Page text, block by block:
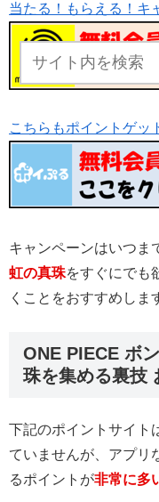
当たる！もらえる！キ
こちらもポイントゲッ
キャンペーンはいつま
虹の真珠をすぐにでも
くことをおすすめしま
ONE PIECE ボ
珠を集める裏技
下記のポイントサイト
ていませんが、アプリ
るポイントが非常に多